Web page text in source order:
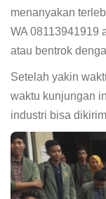
menanyakan
WA 08113941919
atau bentrok
Setelah yakin
waktu kunjungan
industri bisa